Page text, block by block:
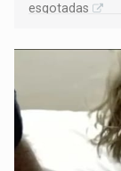
esgotadas